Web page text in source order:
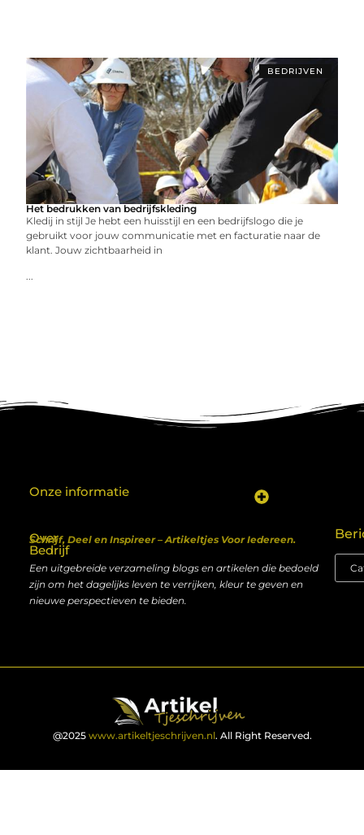
BEDRIJVEN
Het bedrukken van bedrijfskleding
Kledij in stijl Je hebt een huisstijl en een bedrijfslogo die je
gebruikt voor jouw communicatie met en facturatie naar de
klant. Jouw zichtbaarheid in
...
Over
Bedrijf
Schrijf, Deel en Inspireer – Artikeltjes Voor Iedereen.
Een uitgebreide verzameling blogs en artikelen die bedoeld
zijn om het dagelijks leven te verrijken, kleur te geven en
nieuwe perspectieven te bieden.
Onze informatie
@2025 www.artikeltjeschrijven.nl. All Right Reserved.